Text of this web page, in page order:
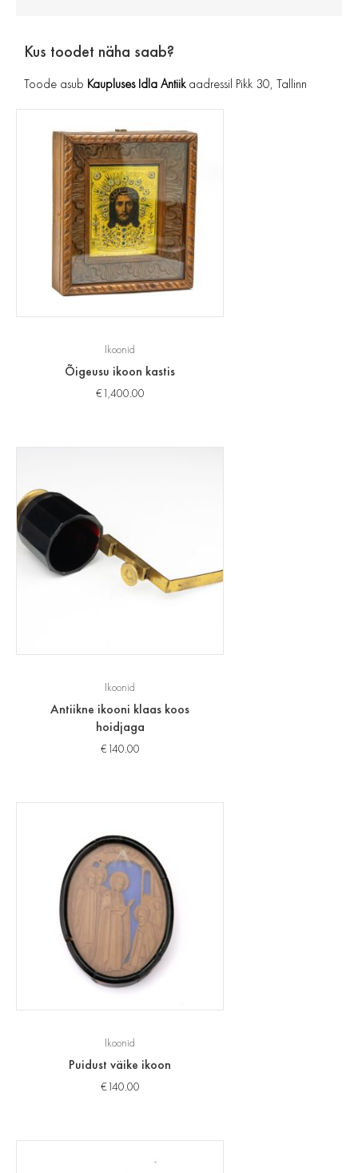
Kus toodet näha saab?
Toode asub Kaupluses Idla Antiikaadressil Pikk 30, Tallinn
Ikoonid
Õigeusu ikoon kastis
€1,400.00
Ikoonid
Antiikne ikooni klaas koos
hoidjaga
€140.00
Ikoonid
Puidust väike ikoon
€140.00